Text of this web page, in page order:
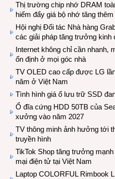
Thị trường chip nhớ DRAM
hiếm đẩy giá bộ nhớ tăng thêm
Hội nghị Đối tác Nhà hàng
các giải pháp tăng trưởng kinh
Internet không chỉ cần nhanh,
ổn định ở mọi góc nhà
TV OLED cao cấp được LG
năm ở Việt Nam
Tình hình giá ổ lưu trữ SSD
Ổ đĩa cứng HDD 50TB của
xưởng vào năm 2027
TV thông minh ảnh hưởng tới
truyền hình
TikTok Shop tăng trưởng
mại điện tử tại Việt Nam
Laptop COLORFUL Rimbook